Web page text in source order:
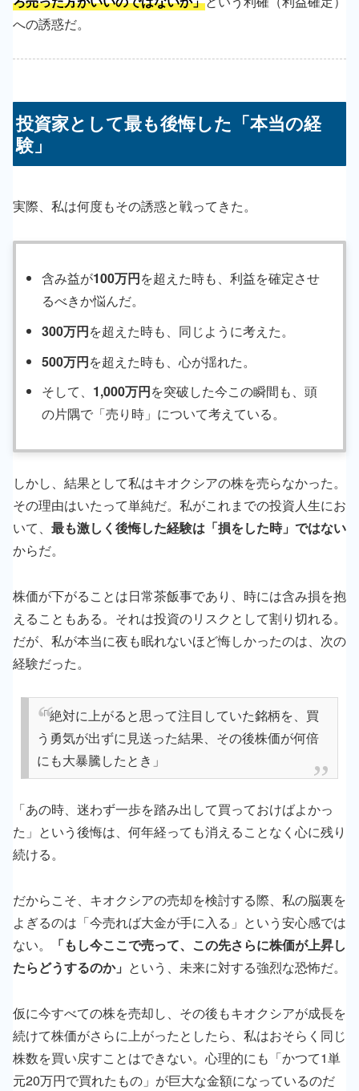
への誘惑だ。
投資家として最も後悔した「本当の経
験」
実際、私は何度もその誘惑と戦ってきた。
含み益が100万円を超えた時も、利益を確定させ
るべきか悩んだ。
300万円を超えた時も、同じように考えた。
500万円を超えた時も、心が揺れた。
そして、 1,000万円を突破した今この瞬間も、頭
の片隅で「売り時」について考えている。
しかし、結果として私はキオクシアの株を売らなかった。
その理由はいたって単純だ。私がこれまでの投資人生にお
いて、 最も激しく後悔した経験は「損をした時」ではない
からだ。
株価が下がることは日常茶飯事であり、時には含み損を抱
えることもある。それは投資のリスクとして割り切れる。
だが、私が本当に夜も眠れないほど悔しかったのは、次の
経験だった。
「絶対に上がると思って注目していた銘柄を、買
う勇気が出ずに見送った結果、その後株価が何倍
にも大暴騰したとき」
「あの時、迷わず一歩を踏み出して買っておけばよかっ
た」という後悔は、何年経っても消えることなく心に残り
続ける。
だからこそ、キオクシアの売却を検討する際、私の脳裏を
よぎるのは「今売れば大金が手に入る」という安心感では
ない。
「もし今ここで売って、この先さらに株価が上昇し
たらどうするのか」 という、未来に対する強烈な恐怖だ。
仮に今すべての株を売却し、その後もキオクシアが成長を
続けて株価がさらに上がったとしたら、私はおそらく同じ
株数を買い戻すことはできない。心理的にも「かつて1単
元20万円で買れたもの」が巨大な金額になっているのだ